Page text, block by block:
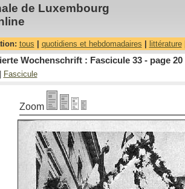
de Luxembourg
tous quotidiens et hebdomadaires littérature|
Wochenschrift : Fascicule 33 - page 20
Fascicule
Zoom